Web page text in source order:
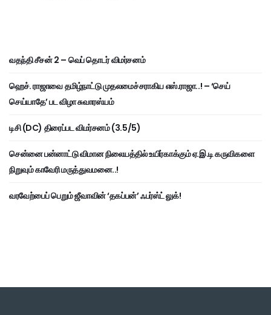
வதந்தி சீசன் 2 – வெப் தொடர் விமர்சனம்
ஹெச். ராஜாவை தமிழ்நாட்டு முதலமைச்சராகிய எஸ்.ராஜா..! – ‘செய்
செய்யாதே’ பட விழா சுவாரஸ்யம்
டிசி (DC) திரைப்பட விமர்சனம் (3.5/5)
சென்னை பன்னாட்டு விமான நிலையத்தில் உயிர்காக்கும் ஏ.இ.டி கருவிகளை
நிறுவும் காவேரி மருத்துவமனை..!
வரவேற்பைப் பெறும் ஜீவாவின் ‘தகப்பன்’ ஃபர்ஸ்ட் லுக்!